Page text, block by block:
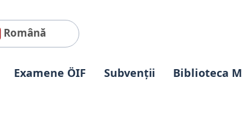
Română
Examene ÖIF Subvenții Biblioteca